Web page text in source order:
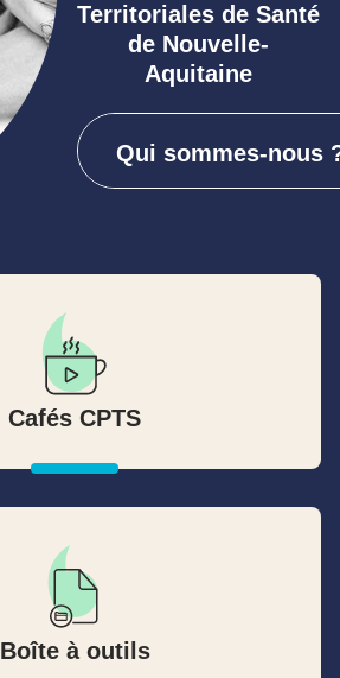
Territoriales de Santé
de Nouvelle-
Aquitaine
Qui sommes-nous
Qui sommes-nous
Cafés CPTS
Boîte à outils